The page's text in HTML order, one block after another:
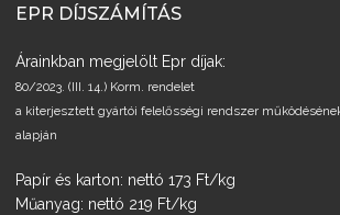
EPR DÍJSZÁMÍTÁS
Árainkban megjelölt Epr díjak:
80/2023. (III. 14.) Korm. rendelet
a kiterjesztett gyártói felelősségi rendszer
alapján
Papír és karton: nettó 173 Ft/kg
Műanyag: nettó 219 Ft/kg